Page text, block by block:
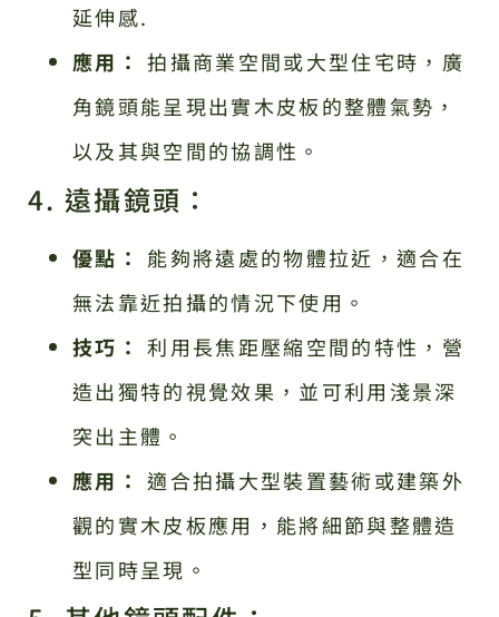
延伸感.
應用： 拍攝商業空間或大型住宅時，廣
角鏡頭能呈現出實木皮板的整體氣勢，
以及其與空間的協調性。
4. 遠攝鏡頭：
優點：
能夠將遠處的物體拉近，適合在
無法靠近拍攝的情況下使用。
技巧： 利用長焦距壓縮空間的特性，營
造出獨特的視覺效果，並可利用淺景深
突出主體。
應用： 適合拍攝大型裝置藝術或建築外
觀的實木皮板應用，能將細節與整體造
型同時呈現。